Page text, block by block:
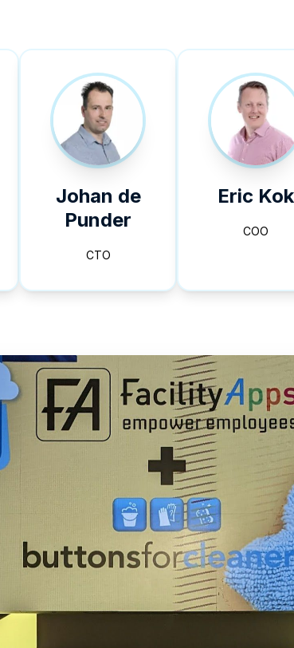
Johan de
Punder
CTO
Eric Kok
COO